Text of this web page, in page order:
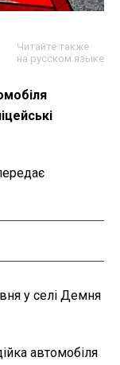
Читайте также
на русском языке
у селі Демня
автомобіля